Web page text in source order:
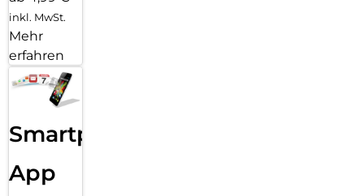
inkl. MwSt.
Mehr
erfahren
Smartphone
App